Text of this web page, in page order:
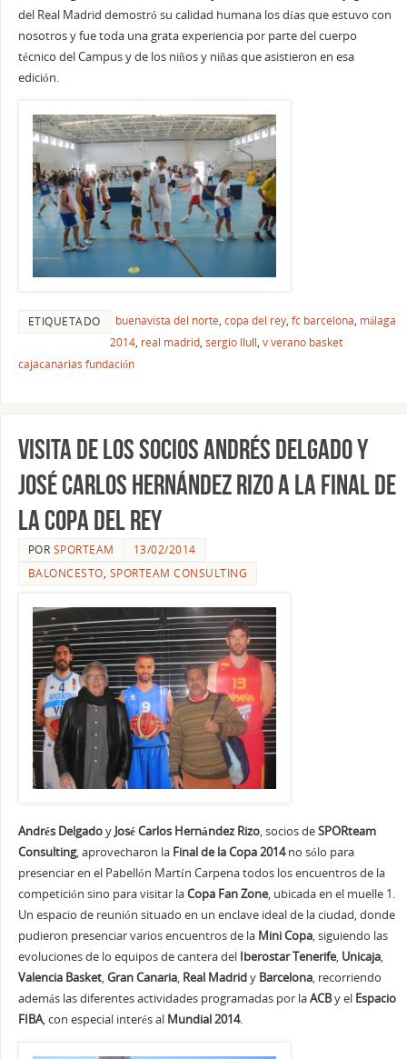
del Real Madrid demostró su calidad humana los días que estuvo con
nosotros y fue toda una grata experiencia por parte del cuerpo
técnico del Campus y de los niños y niñas que asistieron en esa
edición.
ETIQUETADO buenavista del norte, copa del rey, fc barcelona, málaga
2014, real madrid, sergio llull, v verano basket
cajacanarias fundación
Visita de los socios Andrés Delgado y
José Carlos Hernández Rizo a la Final de
la Copa del Rey
POR SPORTEAM
13/02/2014
BALONCESTO, SPORTEAM CONSULTING
Andrés Delgadoy José Carlos Hernández Rizo, socios deSPORteam
Consulting, aprovecharon la Final de la Copa 2014no sólo para
presenciar en el Pabellón Martín Carpena todos los encuentros de la
competición sino para visitar laCopa Fan Zone, ubicada en el muelle 1.
Un espacio de reunión situado en un enclave ideal de la ciudad, donde
pudieron presenciar varios encuentros de laMini Copa, siguiendo las
evoluciones de lo equipos de cantera del Iberostar Tenerife, Unicaja,
Valencia Basket,Gran Canaria, Real Madridy Barcelona, recorriendo
además las diferentes actividades programadas por laACBy el Espacio
FIBA, con especial interés al Mundial 2014.